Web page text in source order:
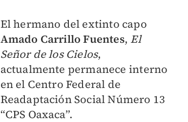
El hermano del extinto capo
Amado Carrillo Fuentes, El
Señor de los Cielos,
actualmente permanece interno
en el Centro Federal de
Readaptación Social Número 13
“CPS Oaxaca”.